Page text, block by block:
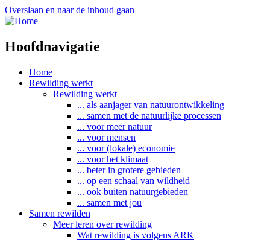
Overslaan en naar de inhoud gaan
Hoofdnavigatie
Home
Rewilding werkt
Rewilding werkt
... als aanjager van natuurontwikkeling
... samen met de natuurlijke processen
... voor meer natuur
... voor mensen
... voor (lokale) economie
... voor het klimaat
... beter in grotere gebieden
... op een schaal van wildheid
... ook buiten natuurgebieden
... samen met jou
Samen rewilden
Meer leren over rewilding
Wat rewilding is volgens ARK